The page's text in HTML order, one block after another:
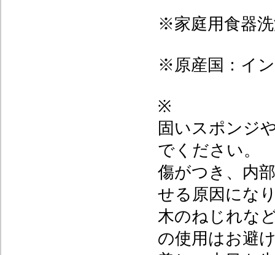
※家庭用食器
※原産国：イ
※
固いスポンジ
でください。
傷がつき、内
せる原因にな
木のねじれな
の使用はお避